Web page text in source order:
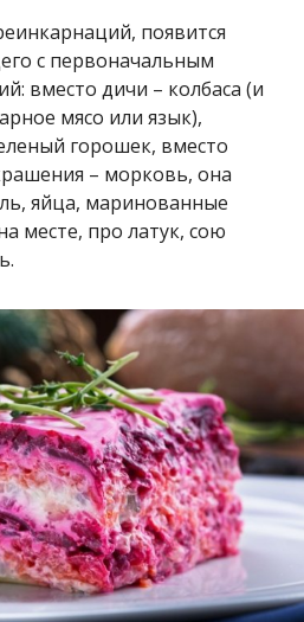
появится
с первоначальным
вместо дичи – колбаса (и
мясо или язык),
горошек, вместо
– морковь, она
яйца, маринованные
месте, про латук, сою